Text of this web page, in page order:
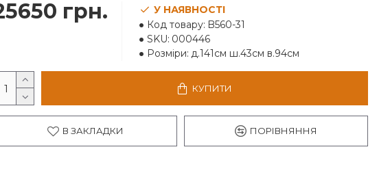
грн.
У НАЯВНОСТІ
Код товару: B560-31
SKU: 000446
Розміри: д.141см ш.43см в.94см
КУПИТИ
В ЗАКЛАДКИ ПОРІВНЯННЯ